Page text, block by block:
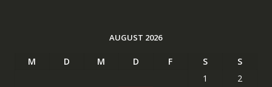
AUGUST 2026
M D M D F S
S
1
2